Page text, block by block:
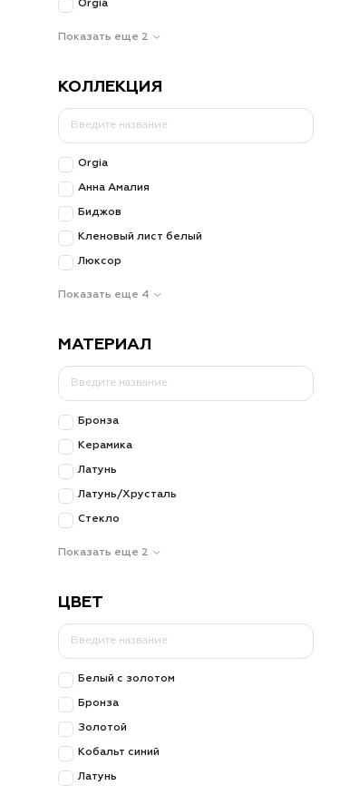
Orgia
Показать еще 2
КОЛЛЕКЦИЯ
Orgia
Анна Амалия
Биджов
Кленовый лист белый
Люксор
Показать еще 4
МАТЕРИАЛ
Бронза
Керамика
Латунь
Латунь/Хрусталь
Стекло
Показать еще 2
ЦВЕТ
Белый с золотом
Бронза
Золотой
Кобальт синий
Латунь